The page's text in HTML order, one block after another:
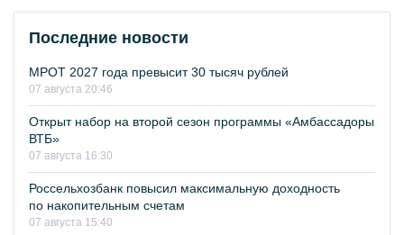
Последние новости
МРОТ 2027 года превысит 30 тысяч рублей
07 августа 20:46
Открыт набор на второй сезон программы «Амбассадоры
ВТБ»
07 августа 16:30
Россельхозбанк повысил максимальную доходность
по накопительным счетам
07 августа 15:40